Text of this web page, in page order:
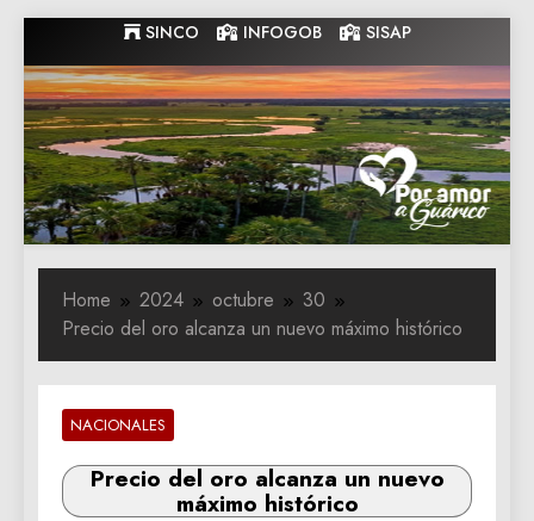
to
content
SINCO INFOGOB SISAP
Gobernacion
de Guarico
Gobernacion de Guarico
Home 2024 octubre
30
Precio del oro alcanza un nuevo máximo histórico
NACIONALES
Precio del oro alcanza un nuevo
máximo histórico